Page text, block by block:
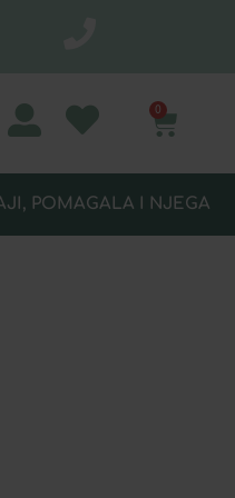
0
POMAGALA I NJEGA